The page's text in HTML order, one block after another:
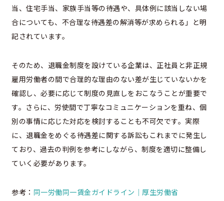
当、住宅手当、家族手当等の待遇や、具体例に該当しない場
合についても、不合理な待遇差の解消等が求められる」と明
記されています。
そのため、退職金制度を設けている企業は、正社員と非正規
雇用労働者の間で合理的な理由のない差が生じていないかを
確認し、必要に応じて制度の見直しをおこなうことが重要で
す。さらに、労使間で丁寧なコミュニケーションを重ね、個
別の事情に応じた対応を検討することも不可欠です。実際
に、退職金をめぐる待遇差に関する訴訟もこれまでに発生し
ており、過去の判例を参考にしながら、制度を適切に整備し
ていく必要があります。
参考： 同一労働同一賃金ガイドライン｜厚生労働省